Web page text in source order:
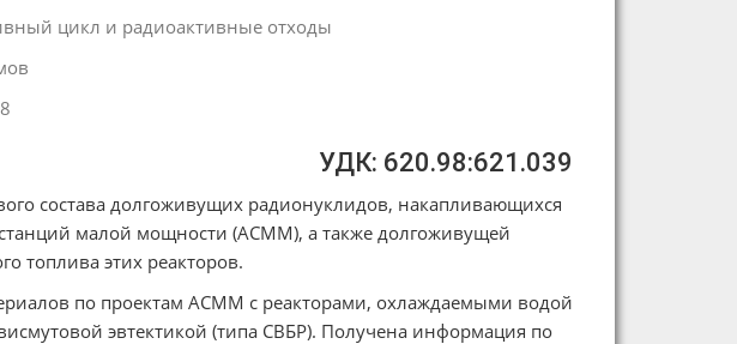
цикл и радиоактивные отходы
УДК: 620.98:621.039
состава долгоживущих радионуклидов, накапливающихся
малой мощности (АСММ), а также долгоживущей
топлива этих реакторов.
по проектам АСММ с реакторами, охлаждаемыми водой
эвтектикой (типа СВБР). Получена информация по